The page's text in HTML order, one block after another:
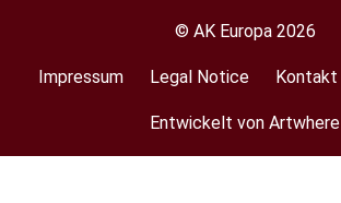
© AK Europa 2026
Footer
Impressum Legal Notice Kontakt
Entwickelt von Artwhere